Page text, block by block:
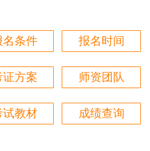
服务态度非常满意。希望我
。祝大家都取得满意的结
好，
名条件 报名时间
证方案 师资团队
试教材 成绩查询